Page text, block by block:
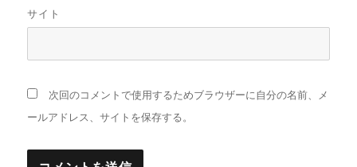
サイト
次回のコメントで使用するためブラウザーに自分の名前、メ
ールアドレス、サイトを保存する。